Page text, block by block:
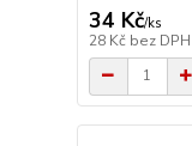
34 Kč/ks
28 Kč bez DPH